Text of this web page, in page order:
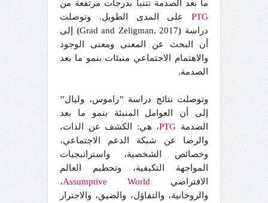
ما بعد الصدمة تتنبأ بدرجات مرتفعة من
PTG على المدى الطويل. وتوصلت
دراسة (
Grad and Zeligman, 2017
) إلى
أن البحث عن المعنى ومعنى الوجود
والاهتمام الاجتماعي منبئات بنمو ما بعد
الصدمة.
وتوصلت نتائج دراسة "راموس، وليال"
إلى أن العوامل المنبئة بنمو ما بعد
الصدمة PTG، هي: الكشف عن الذات،
والرضا عن شبكة الدعم الاجتماعي،
وخصائص الشخصية، واستراتيجيات
المواجهة التكيفية، وتحطيم العالم
الافتراضي
Assumptive World
،
والروحانية، والتفاؤل، والضيق، والاجترار